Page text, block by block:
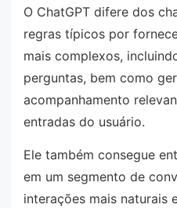
O ChatGPT difere dos
regras típicos por
mais complexos,
perguntas, bem como
acompanhamento
entradas do usuário.
Ele também consegue
em um segmento de
interações mais naturais